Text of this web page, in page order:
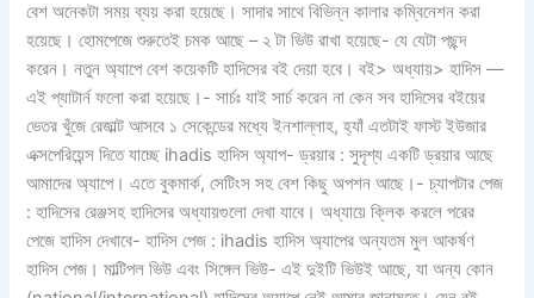
বেশ অনেকটা সময় ব্যয় করা হয়েছে। সাদার সাথে বিভিন্ন কালার কম্বিনেশন করা
হয়েছে। হোমপেজে শুরুতেই চমক আছে – ২ টা ভিউ রাখা হয়েছে- যে যেটা পছন্দ
করেন। নতুন অ্যাপে বেশ কয়েকটি হাদিসের বই দেয়া হবে। বই> অধ্যায়> হাদিস —
এই প্যাটার্ন ফলো করা হয়েছে।- সার্চঃ যাই সার্চ করেন না কেন সব হাদিসের বইয়ের
ভেতর খুঁজে রেজাল্ট আসবে ১ সেকেন্ডের মধ্যে ইনশাল্লাহ, হ্যাঁ এতটাই ফাস্ট ইউজার
এক্সপেরিয়েন্স দিতে যাচ্ছে ihadis হাদিস অ্যাপ- ড্রয়ার : সুদৃশ্য একটি ড্রয়ার আছে
আমাদের অ্যাপে। এতে বুকমার্ক, সেটিংস সহ বেশ কিছু অপশন আছে।- চ্যাপটার পেজ
: হাদিসের রেঞ্জসহ হাদিসের অধ্যায়গুলো দেখা যাবে। অধ্যায়ে ক্লিক করলে পরের
পেজে হাদিস দেখাবে- হাদিস পেজ : ihadis হাদিস অ্যাপের অন্যতম মুল আকর্ষণ
হাদিস পেজ। মাল্টিপল ভিউ এবং সিঙ্গেল ভিউ- এই দুইটি ভিউই আছে, যা অন্য কোন